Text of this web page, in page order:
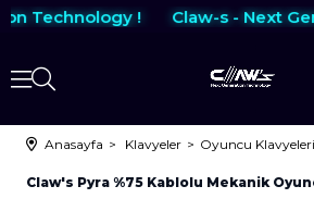
Technology ! Claw-s - Next
Anasayfa Klavyeler Oyuncu Klavyeleri
Claw's Pyra %75 Kablolu Mekanik